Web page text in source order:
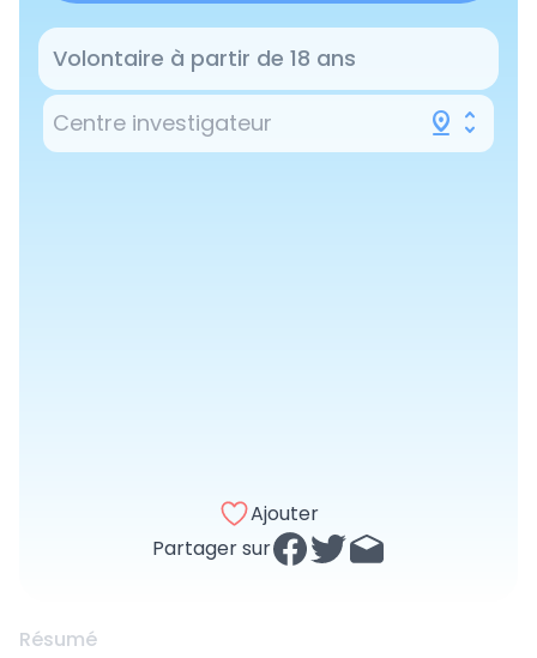
Volontaire à partir de 18 ans
Centre investigateur pin_drop unfold_more
Ajouter
Partager sur
Résumé